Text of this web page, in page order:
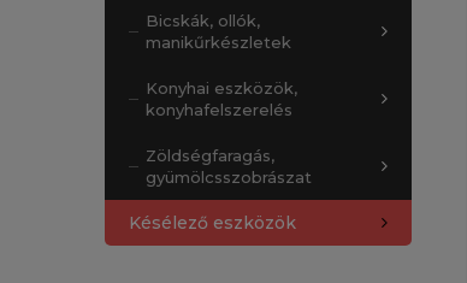
Bicskák, ollók,
manikűrkészletek
Konyhai eszközök,
konyhafelszerelés
Zöldségfaragás,
gyümölcsszobrászat
Késélező eszközök